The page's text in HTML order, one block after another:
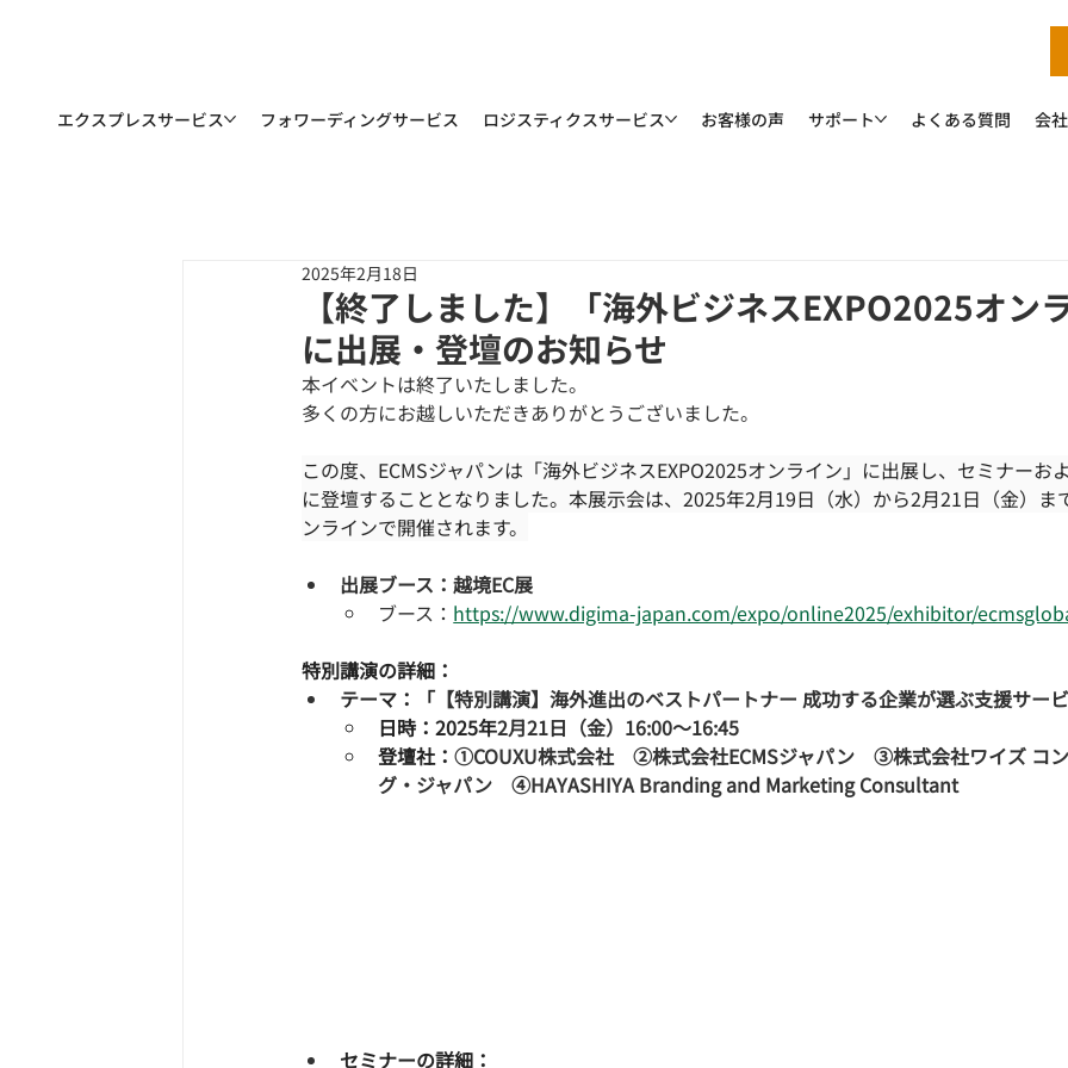
エクスプレスサービス フォワーディングサービス ロジスティクスサービス お客様の声 サポート よくある質問 会
【終了しました】「海外ビジネスEXPO2025オンラ
に出展・登壇のお知らせ
2025年2月18日
本イベントは終了いたしました。
多くの方にお越しいただきありがとうございました。
この度、ECMSジャパンは「海外ビジネスEXPO2025オンライン」に出展し、セミナーお
に登壇することとなりました。本展示会は、2025年2月19日（水）から2月21日（金）ま
ンラインで開催されます。
出展ブース：越境EC展
ブース： https://www.digima-japan.com/expo/online2025/exhibitor/
特別講演の詳細：
テーマ：「【特別講演】海外進出のベストパートナー 成功する企業が選ぶ支援サー
日時：2025年2月21日（金）16:00〜16:45
登壇社：①COUXU株式会社　②株式会社ECMSジャパン　③株式会社ワイズ コ
グ・ジャパン　④HAYASHIYA Branding and Marketing Consultant
セミナーの詳細：